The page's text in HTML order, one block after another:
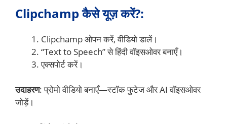
Clipchamp कैसे यूज़ करें?:
Clipchamp ओपन करें, वीडियो डालें।
“Text to Speech” से हिंदी वॉइसओवर बनाएँ।
एक्सपोर्ट करें।
उदाहरण: प्रोमो वीडियो बनाएँ—स्टॉक फुटेज और AI वॉइसओवर
जोड़ें।